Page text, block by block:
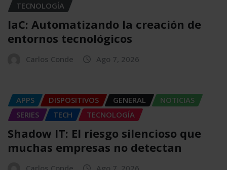
TECNOLOGÍA
IaC: Automatizando la creación de
entornos tecnológicos
Carlos Conde Ago 7, 2026
APPS DISPOSITIVOS GENERAL
NOTICIAS
SERIES
TECH TECNOLOGÍA
Shadow IT: El riesgo silencioso que
muchas empresas no detectan
Carlos Conde Ago 7, 2026